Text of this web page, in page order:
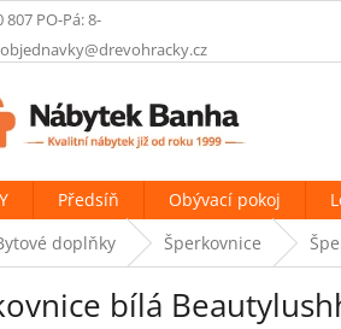
807 PO-Pá: 8-
objednavky@drevohracky.cz
Předsíň Obývací pokoj
doplňky Šperkovnice
bílá